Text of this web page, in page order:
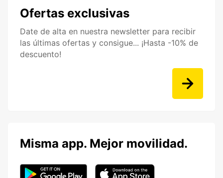
Ofertas exclusivas
Date de alta en nuestra newsletter para recibir
las últimas ofertas y consigue... ¡Hasta -10% de
descuento!
Misma app. Mejor movilidad.